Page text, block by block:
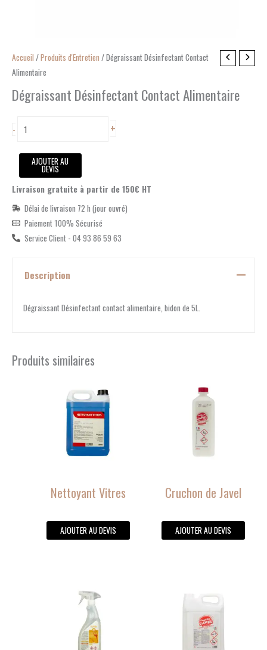
Accueil /Produits d'Entretien / Dégraissant Désinfectant Contact
Alimentaire
Dégraissant Désinfectant Contact Alimentaire
-
quantité
de
Désinfectant
Alimentaire
+
AJOUTER AU
DEVIS
Livraison gratuite à partir de 150€ HT
Délai de livraison 72 h (jour ouvré)
Paiement 100% Sécurisé
Service Client - 04 93 86 59 63
Description
Dégraissant Désinfectant contact alimentaire, bidon de 5L.
Produits similaires
Nettoyant Vitres
AJOUTER AU DEVIS
Cruchon de Javel
AJOUTER AU DEVIS